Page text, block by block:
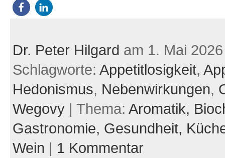
Dr. Peter Hilgard am 1. Mai 2026
Schlagworte: Appetitlosigkeit,
Hedonismus, Nebenwirkungen,
Wegovy| Thema: Aromatik,
Gastronomie, Gesundheit,
Wein | 1 Kommentar